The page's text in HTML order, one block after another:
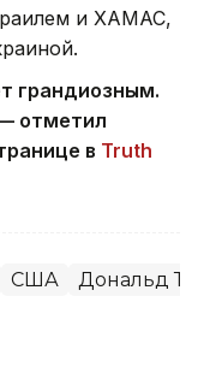
и ХАМАС,
грандиозным.
отметил
в Truth
США Дональд